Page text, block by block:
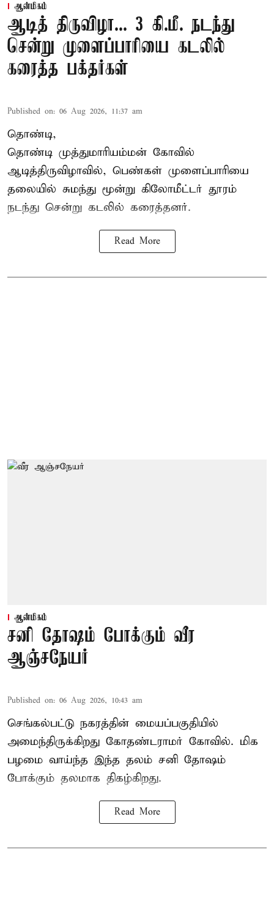
ஆன்மிகம்
ஆடித் திருவிழா... 3 கி.மீ. நடந்து
சென்று முளைப்பாரியை கடலில்
கரைத்த பக்தர்கள்
Published on: 06 Aug 2026, 11:37 am
தொண்டி,
தொண்டி முத்துமாரியம்மன் கோவில்
ஆடித்திருவிழாவில், பெண்கள் முளைப்பாரியை
தலையில் சுமந்து மூன்று கிலோமீட்டர் தூரம்
நடந்து சென்று கடலில் கரைத்தனர்.
Read More
ஆன்மிகம்
சனி தோஷம் போக்கும் வீர
ஆஞ்சநேயர்
Published on: 06 Aug 2026, 10:43 am
செங்கல்பட்டு நகரத்தின் மையப்பகுதியில்
அமைந்திருக்கிறது கோதண்டராமர் கோவில். மிக
பழமை வாய்ந்த இந்த தலம் சனி தோஷம்
போக்கும் தலமாக திகழ்கிறது.
Read More